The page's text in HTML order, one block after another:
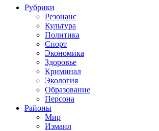
Рубрики
Резонанс
Культура
Политика
Спорт
Экономика
Здоровье
Криминал
Экология
Образование
Персона
Районы
Мир
Измаил